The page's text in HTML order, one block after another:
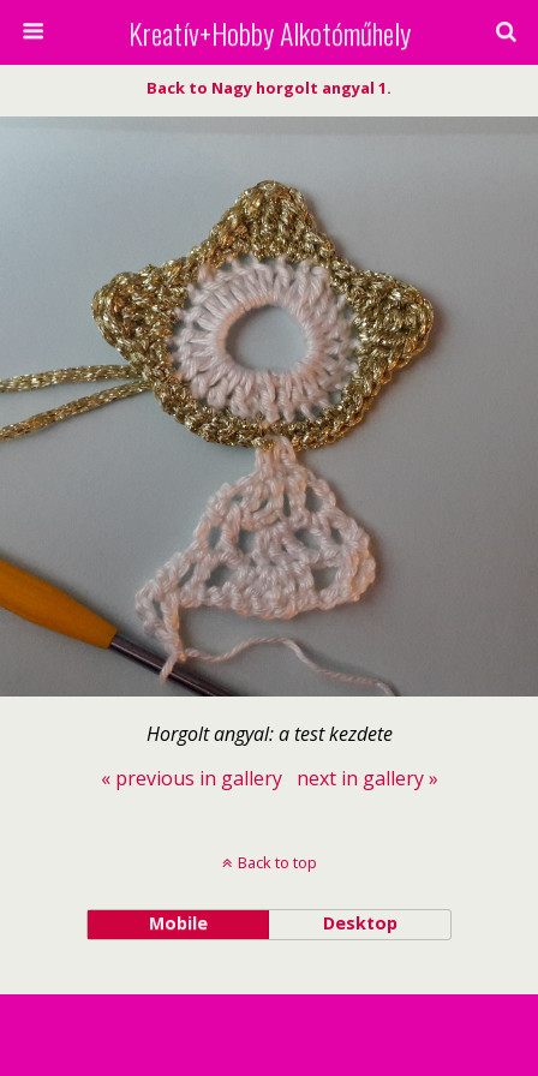
Kreatív+Hobby Alkotóműhely
Back to Nagy horgolt angyal 1.
Horgolt angyal: a test kezdete
« previous in gallery
next in gallery »
Back to top
Mobile Desktop